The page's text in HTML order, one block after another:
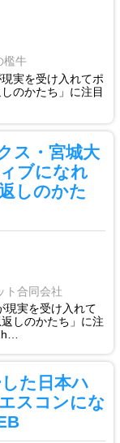
檻牛
実を受け入れてポ
のかたち」に注目
ス・宮城大
ブになれ
しのかた
ト合同会社
現実を受け入れて
しのかたち」に注
た日本ハ
スコンにな